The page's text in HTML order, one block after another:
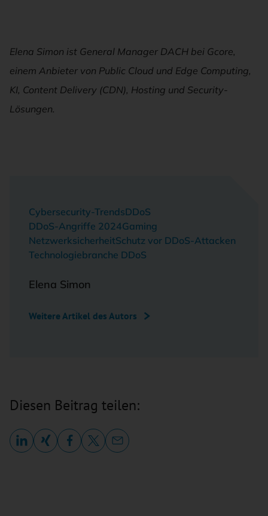
Elena Simon ist General Manager DACH bei Gcore,
einem Anbieter von Public Cloud und Edge Computing,
KI, Content Delivery (CDN), Hosting und Security-
Lösungen.
Cybersecurity-TrendsDDoS
DDoS-Angriffe 2024Gaming
NetzwerksicherheitSchutz vor DDoS-Attacken
Technologiebranche DDoS
Elena Simon
Weitere Artikel des Autors
Diesen Beitrag teilen: